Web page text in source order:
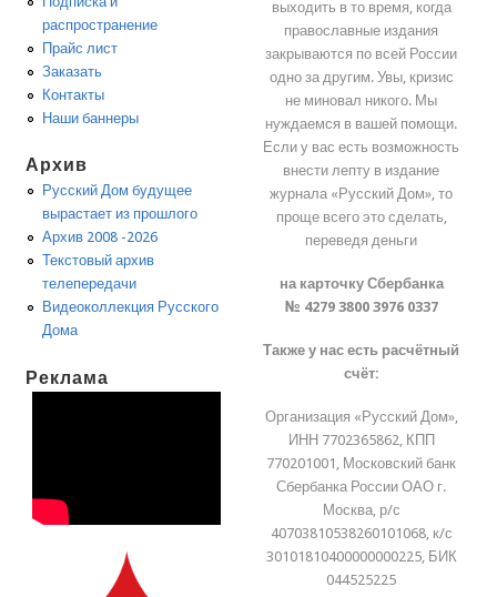
распространение
Прайс лист
Заказать
Контакты
Наши баннеры
Архив
Русский Дом будущее
вырастает из прошлого
Архив 2008 -2026
Текстовый архив
телепередачи
Видеоколлекция Русского
Дома
Реклама
выходить в то время, когда
православные издания
закрываются по всей России
одно за другим. Увы, кризис
не миновал никого. Мы
нуждаемся в вашей помощи.
Если у вас есть возможность
внести лепту в издание
журнала «Русский Дом», то
проще всего это сделать,
переведя деньги
на карточку Сбербанка
№ 4279 3800 3976 0337
Также у нас есть расчётный
счёт:
Организация «Русский Дом»,
ИНН 7702365862, КПП
770201001, Московский банк
Сбербанка России ОАО г.
Москва, р/с
40703810538260101068, к/с
30101810400000000225, БИК
044525225